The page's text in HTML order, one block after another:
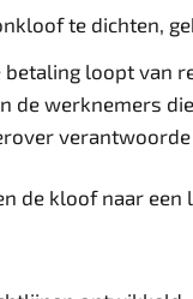
te dichten,
loopt van
de werknemers
de kloof naar